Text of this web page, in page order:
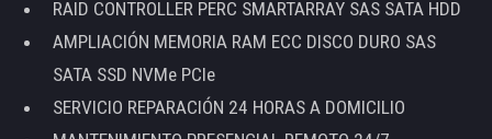
RAID CONTROLLER PERC SMARTARRAY SAS SATA HDD
AMPLIACIÓN MEMORIA RAM ECC DISCO DURO SAS
SATA SSD NVMe PCIe
SERVICIO REPARACIÓN 24 HORAS A DOMICILIO